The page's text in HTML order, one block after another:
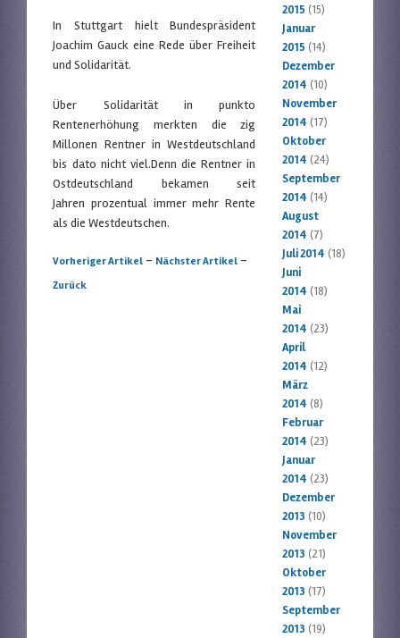
In Stuttgart hielt Bundespräsident
Joachim Gauck eine Rede über Freiheit
und Solidarität.
Über Solidarität in punkto
Rentenerhöhung merkten die zig
Millonen Rentner in Westdeutschland
bis dato nicht viel.Denn die Rentner in
Ostdeutschland bekamen seit
Jahren prozentual immer mehr Rente
als die Westdeutschen.
Artikelnavigation
Vorheriger Artikel - Nächster Artikel -
Zurück
2015 (15)
Januar
2015 (14)
Dezember
2014 (10)
November
2014 (17)
Oktober
2014 (24)
September
2014 (14)
August
2014 (7)
Juli 2014 (18)
Juni
2014 (18)
Mai
2014 (23)
April
2014 (12)
März
2014 (8)
Februar
2014 (23)
Januar
2014 (23)
Dezember
2013 (10)
November
2013 (21)
Oktober
2013 (17)
September
2013 (19)